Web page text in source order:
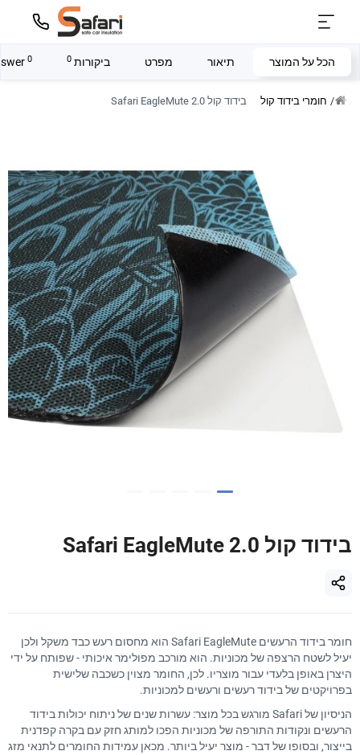
חומרי בידוד קול בידוד קול Safari EagleMute 2.0
הכל על המוצר תיאור מפרט ביקורות 0
0
בידוד קול Safari EagleMute 2.0
חומר בידוד הרעשים Safari EagleMute הוא מחסום רעש כבד משקל ולכן
יעיל לשטח הרצפה של מכוניות. הוא מורכב מפולימר איכותי - שפותח על ידי
היצרן באופן בלעדי עבור מוצריו. לכן, החומר מצוין כשכבה שלישית
בפרויקטים של בידוד רעשים ורעשים למכוניות.
הניסיון של Safari מורגש בכל מוצר: עשרות שנים של ניתוח יכולות בידוד
הרעשים ונקודות התורפה של מכוניות הפכו למותג חזק עם בקרה קפדנית
בייצור, ובסופו של דבר - מוצר יעיל ביותר. מכאן עמידות החומרים לתנאי מזג